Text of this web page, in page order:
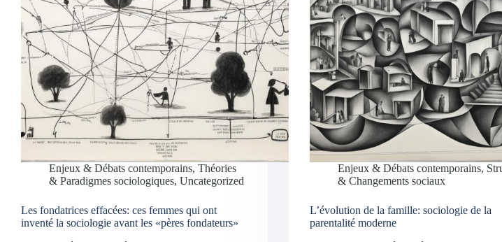
Enjeux & Débats contemporains, Théories
& Paradigmes sociologiques, Uncategorized
Les fondatrices effacées: ces femmes qui ont
inventé la sociologie avant les «pères fondateurs»
Enjeux & Débats contemporains,
& Changements sociaux
L’évolution de la famille: sociologie de la
parentalité moderne